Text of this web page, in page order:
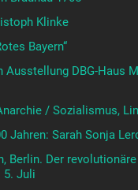
Klinke
Bayern“
Ausstellung DBG-Haus
/ Sozialismus,
Jahren: Sarah Sonja
Berlin. Der
5. Juli